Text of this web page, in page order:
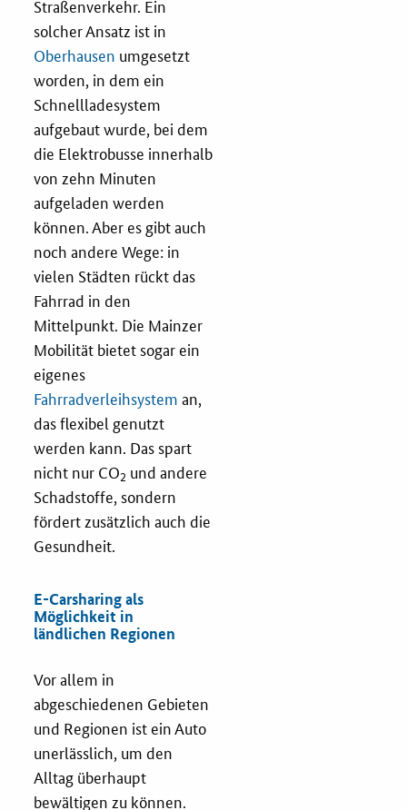
Zertifizierung
Innovationspreis
EU-Förderung
Aktuelles
Fördermöglichkeiten
Service und Kontakt
Downloads
Newsletter
Veranstaltungen
Aktuelle Veranstaltungen
Straßenverkehr. Ein
solcher Ansatz ist in
Oberhausen umgesetzt
worden, in dem ein
Schnellladesystem
aufgebaut wurde, bei dem
die Elektrobusse innerhalb
von zehn Minuten
aufgeladen werden
können. Aber es gibt auch
noch andere Wege: in
vielen Städten rückt das
Fahrrad in den
Mittelpunkt. Die Mainzer
Mobilität bietet sogar ein
eigenes
Fahrradverleihsystem an,
das flexibel genutzt
werden kann. Das spart
nicht nur CO2 und andere
Schadstoffe, sondern
fördert zusätzlich auch die
Gesundheit.
E-Carsharing als
Möglichkeit in
ländlichen Regionen
Vor allem in
abgeschiedenen Gebieten
und Regionen ist ein Auto
unerlässlich, um den
Alltag überhaupt
bewältigen zu können.